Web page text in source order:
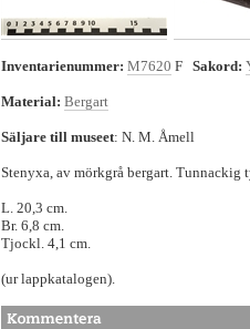
Inventarienummer: M7620 F Sakord:
Material: Bergart
Säljare till museet: N. M. Åmell
Stenyxa, av mörkgrå bergart. Tunnackig
L. 20,3 cm.
Br. 6,8 cm.
Tjockl. 4,1 cm.
(ur lappkatalogen).